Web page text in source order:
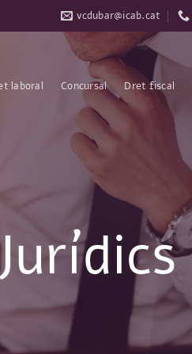
vcdubar@icab.cat
laboral Concursal Dret fiscal